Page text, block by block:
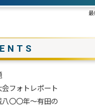
最
N T S
フォトレポート
〇〇年～有田の